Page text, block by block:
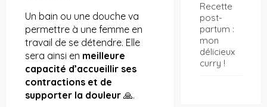
Un bain ou une douche va
permettre à une femme en
travail de se détendre. Elle
sera ainsi en meilleure
capacité d’accueillir ses
contractions et de
supporter la douleur🙏.
Recette
post-
partum :
mon
délicieux
curry !